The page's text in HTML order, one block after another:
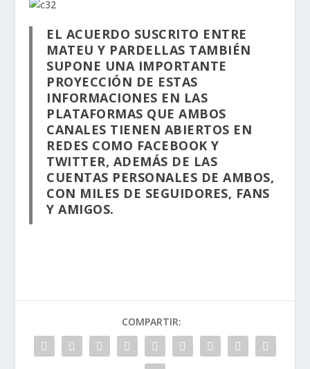
EL ACUERDO SUSCRITO ENTRE
MATEU Y PARDELLAS TAMBIÉN
SUPONE UNA IMPORTANTE
PROYECCIÓN DE ESTAS
INFORMACIONES EN LAS
PLATAFORMAS QUE AMBOS
CANALES TIENEN ABIERTOS EN
REDES COMO FACEBOOK Y
TWITTER, ADEMÁS DE LAS
CUENTAS PERSONALES DE AMBOS,
CON MILES DE SEGUIDORES, FANS
Y AMIGOS.
COMPARTIR: